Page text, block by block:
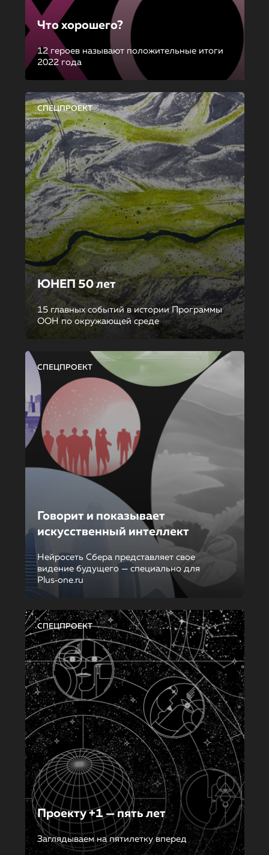
Что хорошего?
12 героев называют положительные итоги
2022 года
СПЕЦПРОЕКТ
ЮНЕП 50 лет
15 главных событий в истории Программы
ООН по окружающей среде
СПЕЦПРОЕКТ
Говорит и показывает
искусственный интеллект
Нейросеть Сбера представляет свое
видение будущего — специально для
Plus‑one.ru
СПЕЦПРОЕКТ
Проекту +1 — пять лет
Заглядываем на пятилетку вперед